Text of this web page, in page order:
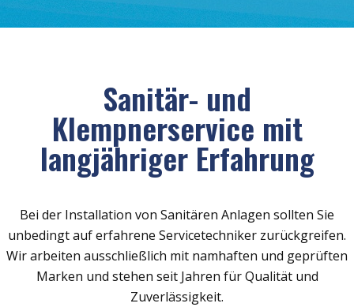
Sanitär- und
Klempnerservice mit
langjähriger Erfahrung
Bei der Installation von Sanitären Anlagen sollten Sie
unbedingt auf erfahrene Servicetechniker zurückgreifen.
Wir arbeiten ausschließlich mit namhaften und geprüften
Marken und stehen seit Jahren für Qualität und
Zuverlässigkeit.